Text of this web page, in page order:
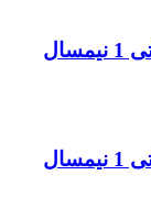
دانلود رایگان نمونه سوال پژوهش عملیاتی 1 نیمسال
دانلود رایگان نمونه سوال پژوهش عملیاتی 1 نیمسال